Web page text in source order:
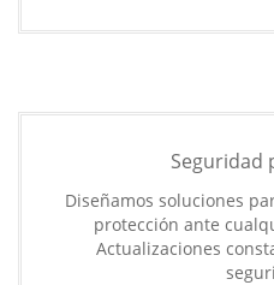
Seguridad
Diseñamos soluciones
protección ante
Actualizaciones